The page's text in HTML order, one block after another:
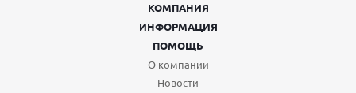
КОМПАНИЯ
ИНФОРМАЦИЯ
ПОМОЩЬ
О компании
Новости